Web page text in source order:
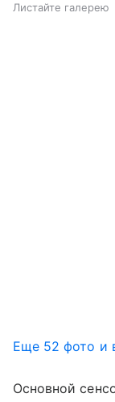
Листайте галерею
Еще 52 фото и
Основной